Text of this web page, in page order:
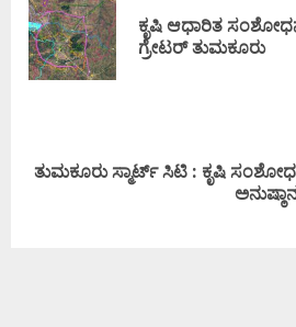
ಕೃಷಿ ಆಧಾರಿತ
ಗ್ರೇಟರ್ ತುಮಕೂರು
ತುಮಕೂರು ಸ್ಮಾರ್ಟ್ ಸಿಟಿ : ಕೃಷಿ